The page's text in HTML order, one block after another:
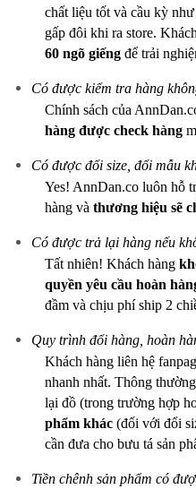
chất liệu tốt và cầu kỳ
gấp đôi khi ra store.
60 ngõ giếng để trải
Có được kiểm tra hàng
Chính sách của
hàng được check hàng
Có được đổi size, đổi mẫu
Yes! AnnDan.co luôn hỗ
hàng và thương hiệu sẽ
Có được trả lại hàng nếu
Tất nhiên! Khách hàng
quyền yêu cầu hoàn
đầm và chịu phí ship 2
Quy trình đổi hàng, hoàn
Khách hàng liên hệ
nhanh nhất. Thông
lại đồ (trong trường hợp
phẩm khác (đối với đổi
cần đưa cho bưu tá sản
Tiền chênh sản phẩm có